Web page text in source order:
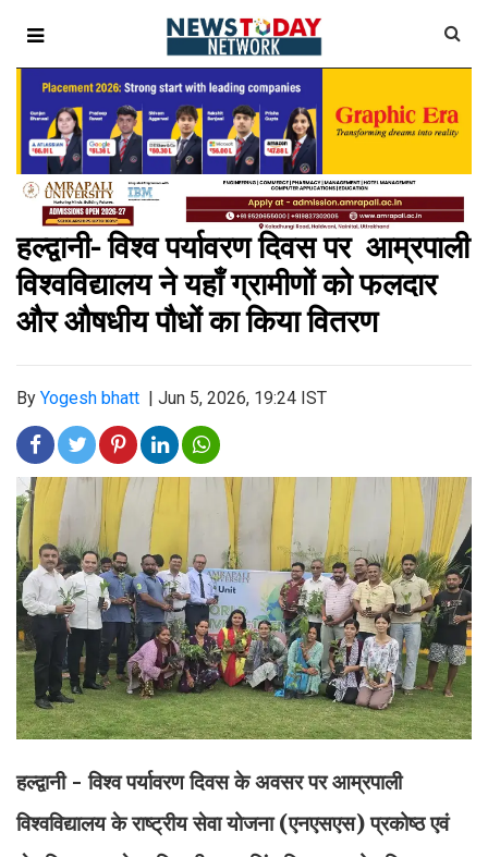
हल्द्वानी- विश्व पर्यावरण दिवस पर आम्रपाली
विश्वविद्यालय ने यहाँ ग्रामीणों को फलदार
और औषधीय पौधों का किया वितरण
By Yogesh bhatt Jun 5, 2026, 19:24 IST
हल्द्वानी - विश्व पर्यावरण दिवस के अवसर पर आम्रपाली
विश्वविद्यालय के राष्ट्रीय सेवा योजना (एनएसएस) प्रकोष्ठ एवं